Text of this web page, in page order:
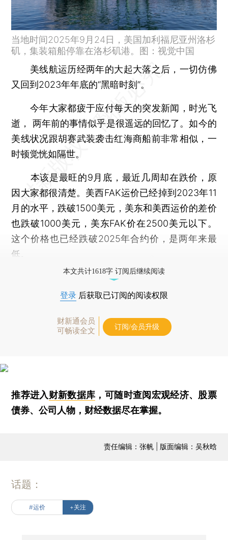
当地时间2025年9月24日，美国加利福尼亚州洛杉
矶，集装箱船停靠在洛杉矶港。图：视觉中国
美线航运历经两年的大起大落之后，一切仿佛
又回到2023年年底的“黑暗时刻”。
今年大家都疲于应付每天的突发新闻，时光飞
逝， 两年前的事情似乎是很遥远的回忆了。如今的
美线状况跟胡赛武装袭击红海商船前非常相似，一
时顿觉恍如隔世。
本该是最旺的9月底，最近几周却在跌价，原
因大家都很清楚。美西FAK运价已经掉到2023年11
月的水平，跌破1500美元，美东和美西运价的差价
也跌破1000美元，美东FAK价在2500美元以下。
这个价格也已经跌破2025年合约价，是两年来最
低。
本文共计1618字 订阅后继续阅读
登录 后获取已订阅的阅读权限
财新通会员
可畅读全文
订阅/会员升级
推荐进入财新数据库 ，可随时查阅宏观经济、股票
债券、公司人物，财经数据尽在掌握。
责任编辑：张帆 | 版面编辑：吴秋晗
话题：
#运价 +关注